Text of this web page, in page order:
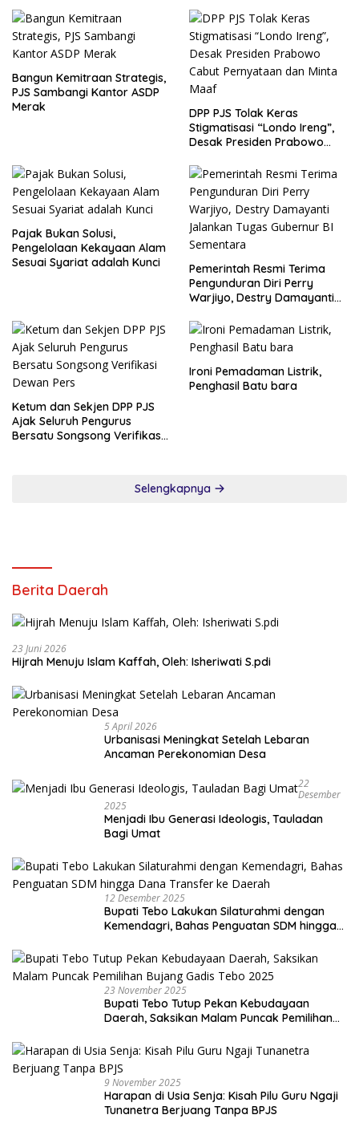
Bangun Kemitraan Strategis,
PJS Sambangi Kantor ASDP
Merak
DPP PJS Tolak Keras
Stigmatisasi “Londo Ireng”,
Desak Presiden Prabowo
Maaf
Pajak Bukan Solusi,
Pengelolaan Kekayaan Alam
Sesuai Syariat adalah Kunci
Pemerintah Resmi Terima
Pengunduran Diri Perry
Warjiyo, Destry Damayanti
Sementara
Ketum dan Sekjen DPP PJS
Ajak Seluruh Pengurus
Bersatu Songsong Verifikasi
Ironi Pemadaman Listrik,
Penghasil Batu bara
Selengkapnya
Berita Daerah
23 Juni 2026
Hijrah Menuju Islam Kaffah, Oleh: Isheriwati S.pdi
5 April 2026
Urbanisasi Meningkat Setelah Lebaran
Ancaman Perekonomian Desa
22
Desember
2025
Menjadi Ibu Generasi Ideologis, Tauladan
Bagi Umat
12 Desember 2025
Bupati Tebo Lakukan Silaturahmi dengan
Kemendagri, Bahas Penguatan SDM hingga
23 November 2025
Bupati Tebo Tutup Pekan Kebudayaan
Daerah, Saksikan Malam Puncak Pemilihan
9 November 2025
Harapan di Usia Senja: Kisah Pilu Guru Ngaji
Tunanetra Berjuang Tanpa BPJS